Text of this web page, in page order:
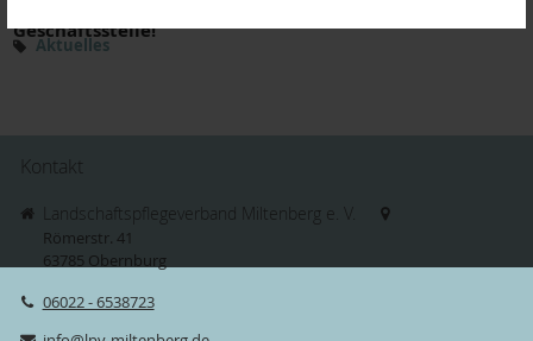
Geschäftsstelle!
Aktuelles
Kontakt
Landschaftspflegeverband Miltenberg e. V.
Römerstr. 41
63785 Obernburg
06022 - 6538723